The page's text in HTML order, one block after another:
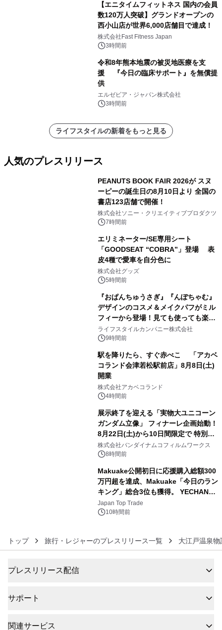
【エニタイムフィットネス 国内の会員
数120万人突破】グランドオープンの
西小山店が世界6,000店舗目で達成！
株式会社Fast Fitness Japan
3時間前
令和8年熊本地震の被災地医療を支
援 『今日の臨床サポート』を無償提
供
エルゼビア・ジャパン株式会社
3時間前
ライフスタイルの新着をもっと見る
人気のプレスリリース
PEANUTS BOOK FAIR 2026が スヌ
ーピーの誕生日の8月10日より 全国の
書店123店舗で開催！
株式会社ソニー・クリエイティブプロダクツ
7時間前
エリミネーター/SE専用シート
「GOODSEAT “COBRA”」登場 表
皮4種で愛車を自分色に
株式会社グッズ
5時間前
『おぱんちゅうさぎ』『んぽちゃむ』
デザインのコスメ＆メイクパフがミル
フィーから登場！見ても使っても楽し
い、ポップでキュートなコレクショ
ン。
ライフスタイルカンパニー株式会社
9時間前
駅を降りたら、すぐ赤べこ 「アカベ
コランド会津若松駅前店」8月8日(土)
開業
株式会社アカベコランド
4時間前
展示終了を迎える「実物大ユニコーン
ガンダム立像」 フィナーレ企画始動！
8月22日(土)から10日間限定で 特別映
像『UNICORN GUNDAM Statue ―
BEYOND POSSIBILITY ―』を上映！
株式会社バンダイナムコフィルムワークス
8時間前
Makuake公開初日に応援購入総額300
万円超を達成、Makuake「今日のラン
キング」総合3位も獲得。 YECHAN音
浴シンギングボウル第2弾の大型サイ
ズ（XL・2XL・3XL）を先行販売中
Japan Top Trade
10時間前
トップ 旅行・レジャーのプレスリリース一覧 大江戸温泉
プレスリリース配信
サポート
関連サービス